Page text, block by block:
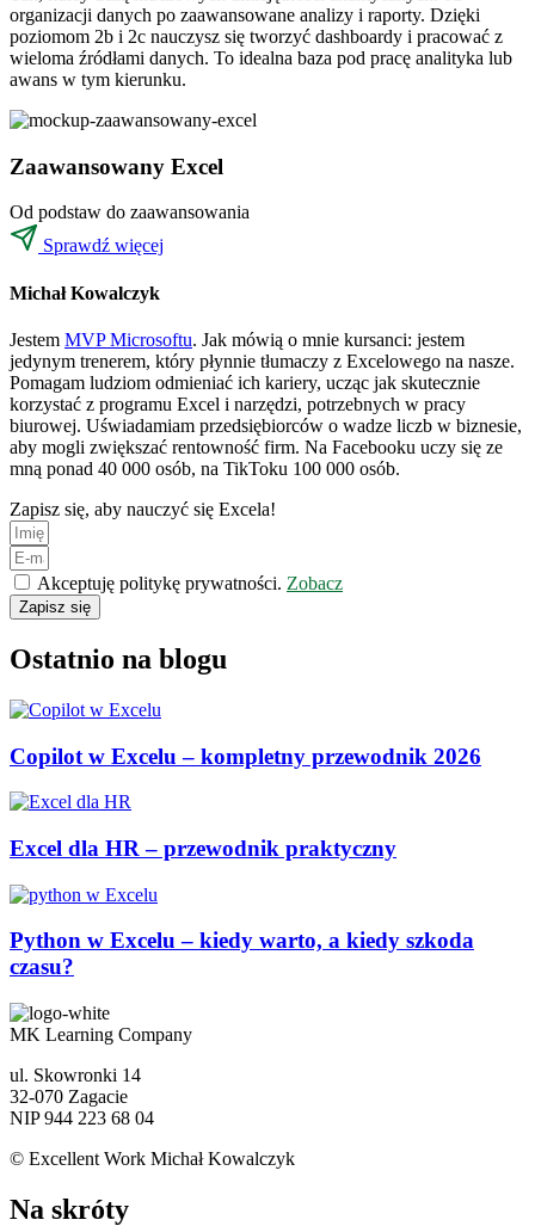
organizacji danych po zaawansowane analizy i raporty. Dzięki
poziomom 2b i 2c nauczysz się tworzyć dashboardy i pracować z
wieloma źródłami danych. To idealna baza pod pracę analityka lub
awans w tym kierunku.
Zaawansowany Excel
Od podstaw do zaawansowania
Sprawdź więcej
Michał Kowalczyk
Jestem MVP Microsoftu. Jak mówią o mnie kursanci: jestem
jedynym trenerem, który płynnie tłumaczy z Excelowego na nasze.
Pomagam ludziom odmieniać ich kariery, ucząc jak skutecznie
korzystać z programu Excel i narzędzi, potrzebnych w pracy
biurowej. Uświadamiam przedsiębiorców o wadze liczb w biznesie,
aby mogli zwiększać rentowność firm. Na Facebooku uczy się ze
mną ponad 40 000 osób, na TikToku 100 000 osób.
Zapisz się, aby nauczyć się Excela!
Akceptuję politykę prywatności. Zobacz
Zapisz się
Ostatnio na blogu
Copilot w Excelu – kompletny przewodnik 2026
Excel dla HR – przewodnik praktyczny
Python w Excelu – kiedy warto, a kiedy szkoda
czasu?
MK Learning Company
ul. Skowronki 14
32-070 Zagacie
NIP 944 223 68 04
© Excellent Work Michał Kowalczyk
Na skróty